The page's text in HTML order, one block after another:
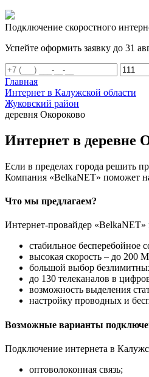
Подключение скоростного
Успейте оформить заявку до 31
Главная
Интернет в Калужской области
Жуковский район
деревня Окороково
Интернет в деревне
Если в пределах города решить
Компания «BelkaNET» поможет
Что мы предлагаем?
Интернет-провайдер «BelkaNET»
стабильное бесперебойное
высокая скорость – до 200
большой выбор
до 130 телеканалов в
возможность выделения
настройку проводных и
Возможные варианты
Подключение интернета в
оптоволоконная связь;